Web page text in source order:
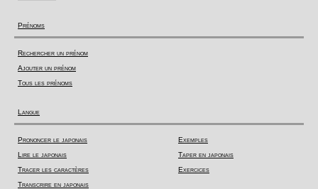
Prénoms
Rechercher un prénom
Ajouter un prénom
Tous les prénoms
Langue
Prononcer le japonais
Lire le japonais
Tracer les caractères
Transcrire en japonais
Exemples
Taper en japonais
Exercices